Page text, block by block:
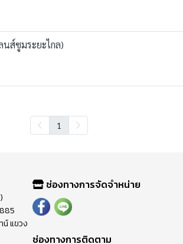
นส์ซูมระยะไกล)
1
น์ แขวง
ช่องทางการจัดจำหน่าย
ช่องทางการติดตาม